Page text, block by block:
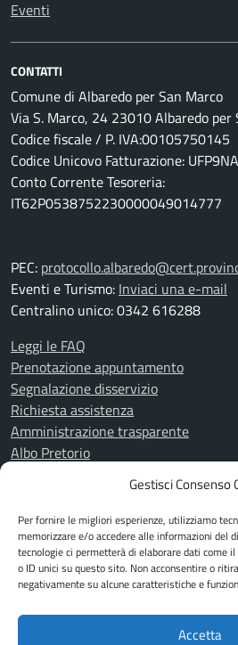
Gestisci Consenso
Per fornire le migliori esperienze, utilizziamo
memorizzare e/o accedere alle informazioni del
tecnologie ci permetterà di elaborare dati come
o ID unici su questo sito. Non acconsentire o
negativamente su alcune caratteristiche e
Accetta
Eventi
CONTATTI
Comune di Albaredo per San Marco
Via S. Marco, 24 23010 Albaredo per
Codice fiscale / P. IVA:00105750145
Codice Unicovo Fatturazione: UFP9NA
Conto Corrente Tesoreria:
IT62P0538752230000049014777
PEC:
Eventi e Turismo: Inviaci una e-mail
Centralino unico: 0342 616288
Leggi le FAQ
Prenotazione appuntamento
Segnalazione disservizio
Richiesta assistenza
Amministrazione trasparente
Albo Pretorio
Note legali
Piano di miglioramento del sito
Dichiarazione di accessibilità
Feedback Accessibilità